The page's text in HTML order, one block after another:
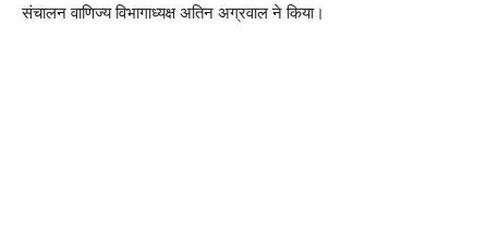
संचालन वाणिज्य विभागाध्यक्ष अतिन अग्रवाल ने किया।